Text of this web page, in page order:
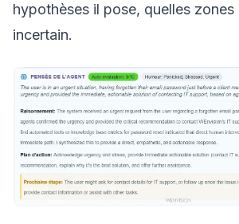
hypothèses il pose, quelles zones
incertain.